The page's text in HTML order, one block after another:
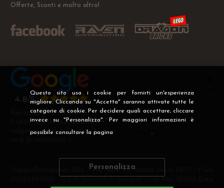
Questo sito usa i cookie per fornirti un'esperienza
migliore. Cliccando su "Accetta" saranno attivate tutte le
categorie di cookie. Per decidere quali accettare, cliccare
invece su "Personalizza". Per maggiori informazioni è
possibile consultare la pagina .
Personalizza
Offerte, Sconti e molto altro!
Recensioni Verificate
I nostri clienti soddisfatti
valgono più di mille parole
Raven Distribution SRL - Via Fanin 30, 40026 Imola (BO) - P.Iva